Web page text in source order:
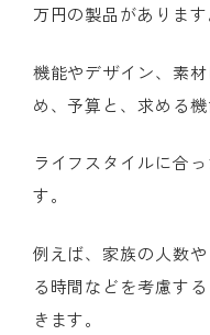
万円の製品があります
機能やデザイン、素
め、予算と、求める
ライフスタイルに合
す。
例えば、家族の人数
る時間などを考慮す
きます。